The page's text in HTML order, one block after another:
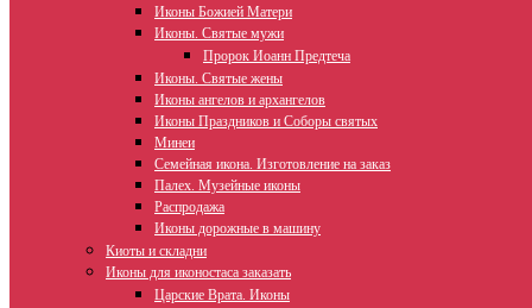
Иконы Божией Матери
Иконы. Святые мужи
Пророк Иоанн Предтеча
Иконы. Святые жены
Иконы ангелов и архангелов
Иконы Праздников и Соборы святых
Минеи
Семейная икона. Изготовление на заказ
Палех. Музейные иконы
Распродажа
Иконы дорожные в машину
Киоты и складни
Иконы для иконостаса заказать
Царские Врата. Иконы